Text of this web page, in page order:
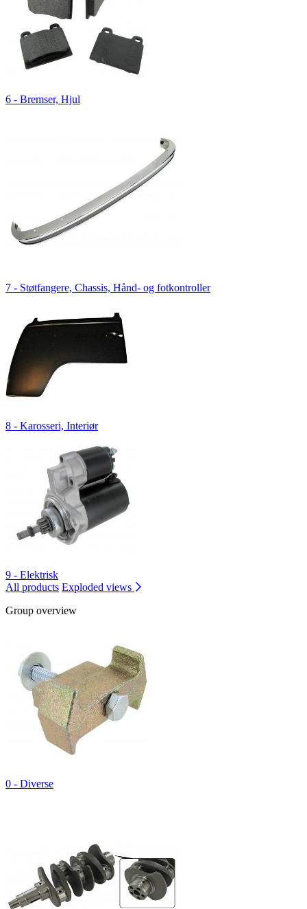
6 - Bremser, Hjul
7 - Støtfangere, Chassis, Hånd- og fotkontroller
8 - Karosseri, Interiør
9 - Elektrisk
All products Exploded views
Group overview
0 - Diverse